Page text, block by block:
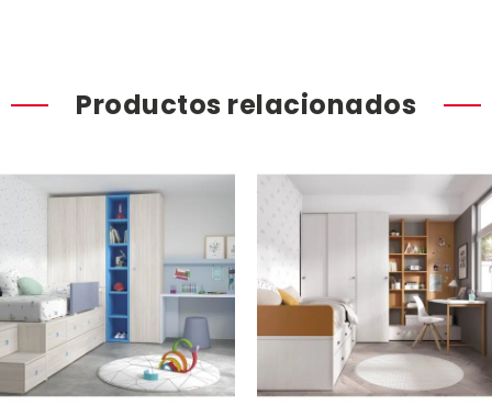
Productos relacionados